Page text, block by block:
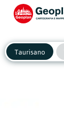
Taurisano